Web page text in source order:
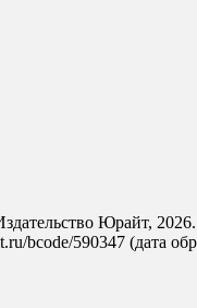
Юрайт,
bcode/590347 (дата